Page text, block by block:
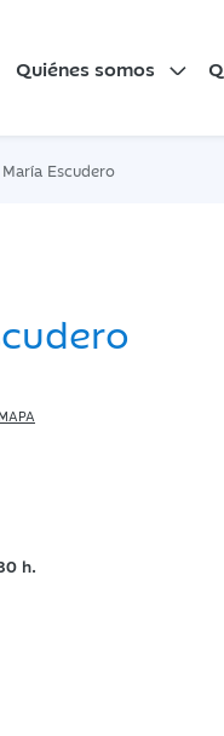
Quiénes somos
Escudero
h.